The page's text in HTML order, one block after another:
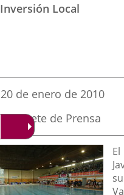
Inversión Local
Fecha
la
noticia
20 de enero de 2010
Fuente
la
Gabinete de Prensa
Descripción